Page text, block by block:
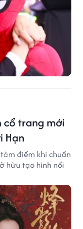
cổ trang mới
Hạn
điểm khi chuẩn
hữu tạo hình nổi